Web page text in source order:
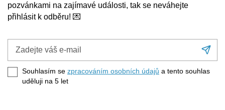
pozvánkami na zajímavé události, tak se neváhejte
přihlásit k odběru! 💌
e-
mail
Souhlasím se zpracováním osobních údajů a tento souhlas
uděluji na 5 let